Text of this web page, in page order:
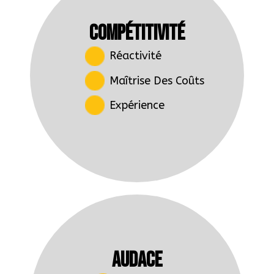
COMPÉTITIVITÉ
Réactivité
Maîtrise Des Coûts
Expérience
AUDACE